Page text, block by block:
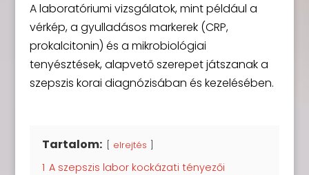
A laboratóriumi vizsgálatok, mint például a
vérkép, a gyulladásos markerek (CRP,
prokalcitonin) és a mikrobiológiai
tenyésztések, alapvető szerepet játszanak a
szepszis korai diagnózisában és kezelésében.
Tartalom: elrejtés
1 A szepszis labor kockázati tényezői